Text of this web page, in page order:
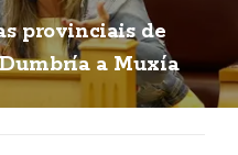
provinciais de
a Muxía